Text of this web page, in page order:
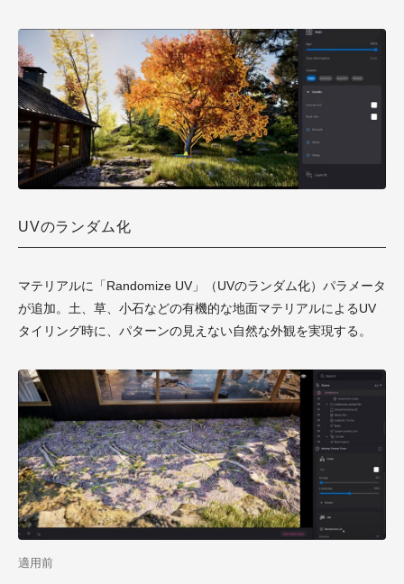
UVのランダム化
マテリアルに「Randomize UV」（UVのランダム化）パラメータ
が追加。土、草、小石などの有機的な地面マテリアルによるUV
タイリング時に、パターンの見えない自然な外観を実現する。
適用前